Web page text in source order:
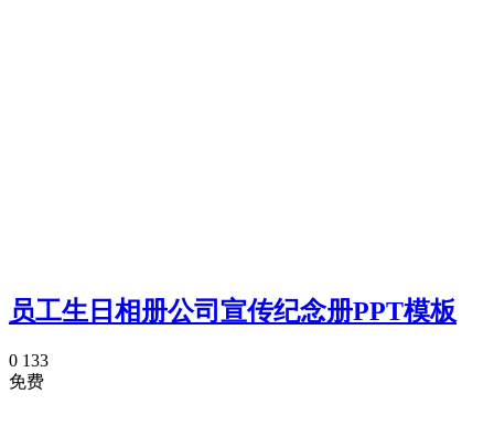
员工生日相册公司宣传纪念册PPT模板
0 133
免费